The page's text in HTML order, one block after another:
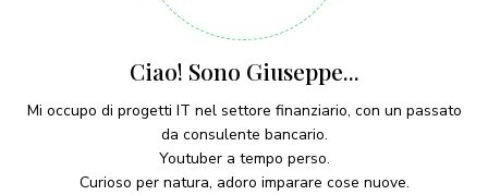
Ciao! Sono Giuseppe...
Mi occupo di progetti IT nel settore finanziario, con un passato
da consulente bancario.
Youtuber a tempo perso.
Curioso per natura, adoro imparare cose nuove.